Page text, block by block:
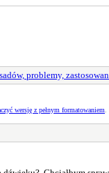
problemy,
wersję z pełnym formatowaniem